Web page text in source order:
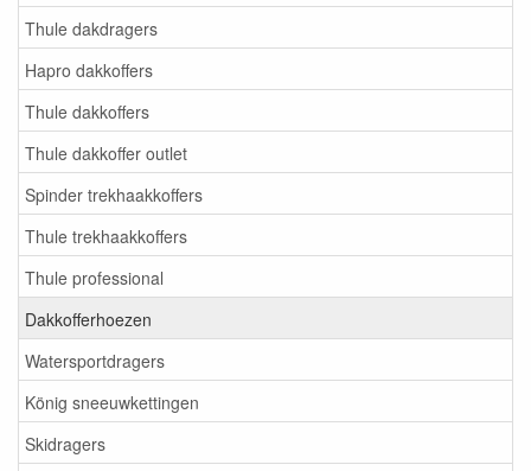
Thule dakdragers
Hapro dakkoffers
Thule dakkoffers
Thule dakkoffer outlet
Spinder trekhaakkoffers
Thule trekhaakkoffers
Thule professional
Dakkofferhoezen
Watersportdragers
König sneeuwkettingen
Skidragers